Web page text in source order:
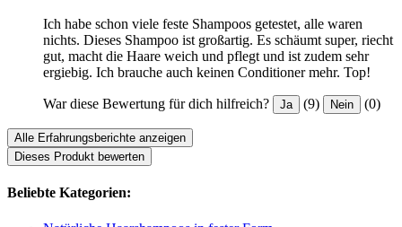
Ich habe schon viele feste Shampoos getestet, alle waren
nichts. Dieses Shampoo ist großartig. Es schäumt super, riecht
gut, macht die Haare weich und pflegt und ist zudem sehr
ergiebig. Ich brauche auch keinen Conditioner mehr. Top!
War diese Bewertung für dich hilfreich? Ja (9) Nein (0)
Alle Erfahrungsberichte anzeigen
Dieses Produkt bewerten
Beliebte Kategorien: